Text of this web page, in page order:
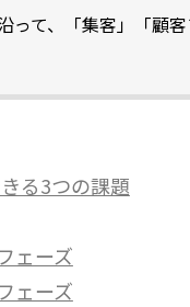
って、「集客」「顧
る3つの課題
ェーズ
ェーズ